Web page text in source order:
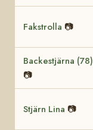
Fakstrolla 📷
Backestjärna (78)
📷
Stjärn Lina 📷